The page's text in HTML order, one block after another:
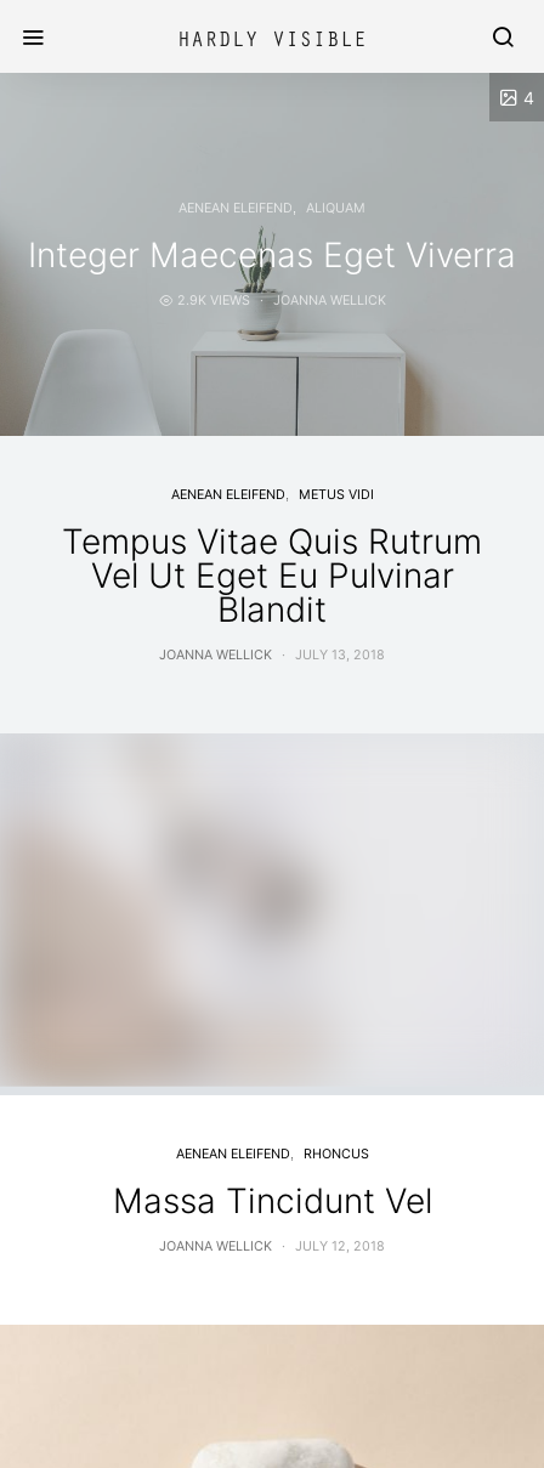
4
AENEAN ELEIFEND ALIQUAM
Integer Maecenas Eget Viverra
2.9K VIEWS JOANNA WELLICK
AENEAN ELEIFEND METUS VIDI
Tempus Vitae Quis Rutrum
Vel Ut Eget Eu Pulvinar
Blandit
JOANNA WELLICK JULY 13, 2018
AENEAN ELEIFEND RHONCUS
Massa Tincidunt Vel
JOANNA WELLICK JULY 12, 2018